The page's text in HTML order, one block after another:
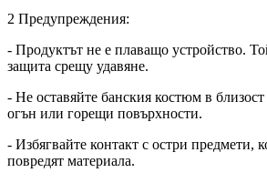
2 Предупреждения:
- Продуктът не е плаващо устройство.
защита срещу удавяне.
- Не оставяйте банския костюм в
огън или горещи повърхности.
- Избягвайте контакт с остри предмети,
повредят материала.